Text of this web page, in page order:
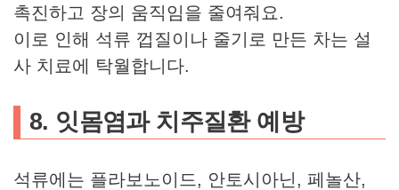
촉진하고 장의 움직임을 줄여줘요.
이로 인해 석류 껍질이나 줄기로 만든 차는 설
사 치료에 탁월합니다.
8. 잇몸염과 치주질환 예방
석류에는 플라보노이드, 안토시아닌, 페놀산,